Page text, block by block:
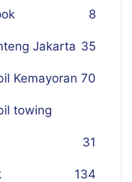
8
Jakarta 35
Kemayoran 70
towing
31
134